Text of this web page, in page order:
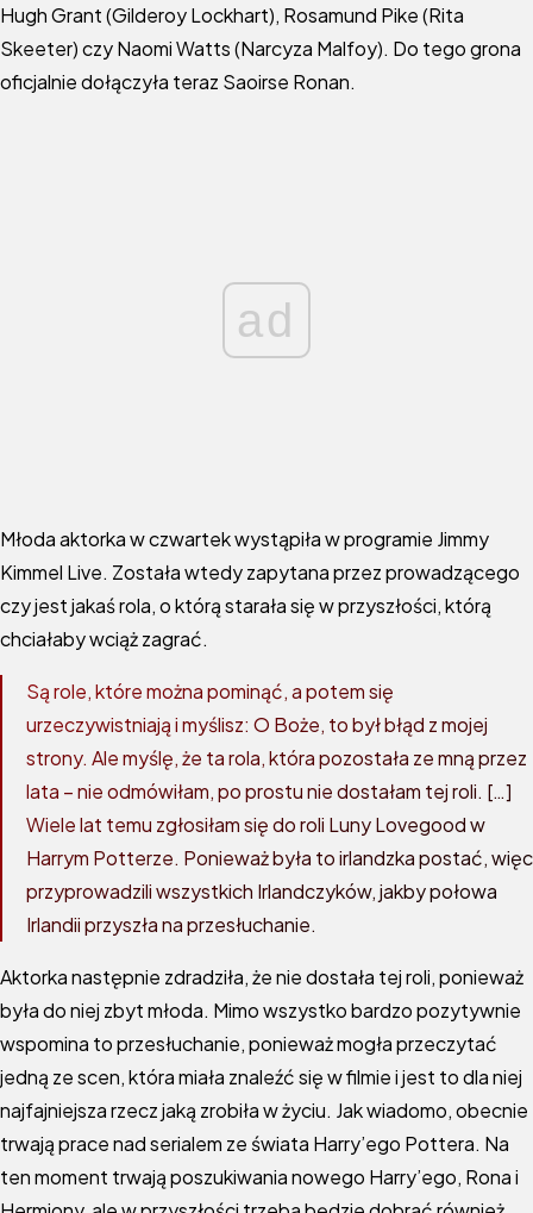
Hugh Grant (Gilderoy Lockhart), Rosamund Pike (Rita
Skeeter) czy Naomi Watts (Narcyza Malfoy). Do tego grona
oficjalnie dołączyła teraz Saoirse Ronan.
ad
Młoda aktorka w czwartek wystąpiła w programie Jimmy
Kimmel Live. Została wtedy zapytana przez prowadzącego
czy jest jakaś rola, o którą starała się w przyszłości, którą
chciałaby wciąż zagrać.
Są role, które można pominąć, a potem się
urzeczywistniają i myślisz: O Boże, to był błąd z mojej
strony. Ale myślę, że ta rola, która pozostała ze mną przez
lata – nie odmówiłam, po prostu nie dostałam tej roli. […]
Wiele lat temu zgłosiłam się do roli Luny Lovegood w
Harrym Potterze. Ponieważ była to irlandzka postać, więc
przyprowadzili wszystkich Irlandczyków, jakby połowa
Irlandii przyszła na przesłuchanie.
Aktorka następnie zdradziła, że nie dostała tej roli, ponieważ
była do niej zbyt młoda. Mimo wszystko bardzo pozytywnie
wspomina to przesłuchanie, ponieważ mogła przeczytać
jedną ze scen, która miała znaleźć się w filmie i jest to dla niej
najfajniejsza rzecz jaką zrobiła w życiu. Jak wiadomo, obecnie
trwają prace nad serialem ze świata Harry’ego Pottera. Na
ten moment trwają poszukiwania nowego Harry’ego, Rona i